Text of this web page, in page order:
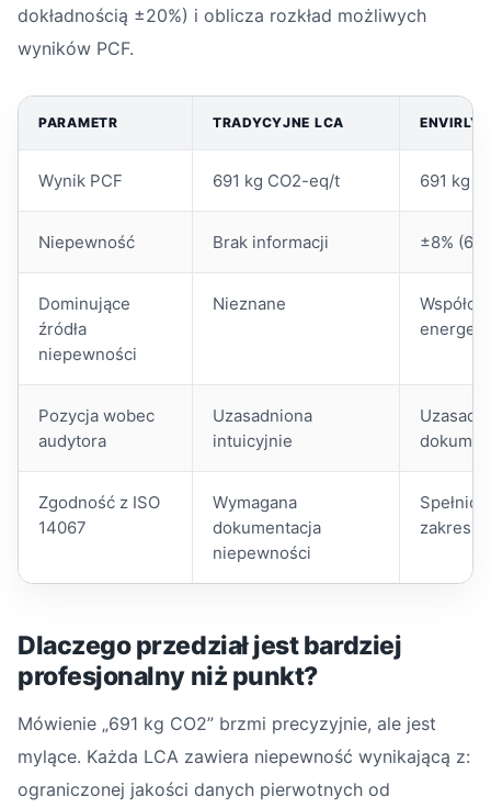
dokładnością ±20%) i oblicza rozkład możliwych
wyników PCF.
PARAMETR TRADYCYJNE LCA ENVIRLY
Wynik PCF 691 kg CO2-eq/t 691 kg
Niepewność Brak informacji ±8%
Dominujące
źródła
niepewności
Nieznane
Pozycja wobec
audytora
Uzasadniona
intuicyjnie
Zgodność z ISO
14067
Wymagana
dokumentacja
niepewności
zakresu
Dlaczego przedział jest bardziej
profesjonalny niż punkt?
Mówienie „691 kg CO2” brzmi precyzyjnie, ale jest
mylące. Każda LCA zawiera niepewność wynikającą z:
ograniczonej jakości danych pierwotnych od